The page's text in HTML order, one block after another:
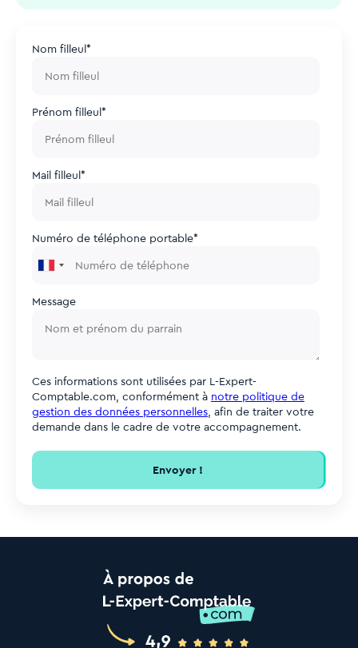
Nom filleul*
Prénom filleul*
Mail filleul*
Numéro de téléphone portable*
France
Message
Ces informations sont utilisées par L-Expert-
Comptable.com, conformément à notre politique de
gestion des données personnelles, afin de traiter votre
demande dans le cadre de votre accompagnement.